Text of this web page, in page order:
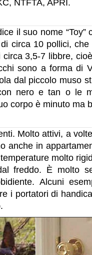
NTFTA, APRI.
il suo nome “Toy”
circa 10 pollici,
3,5-7 libbre,
sono a forma di
dal piccolo muso
nero e tan o le
corpo è minuto ma
Molto attivi, a
anche in
molto
freddo. È molto
Alcuni
i portatori di